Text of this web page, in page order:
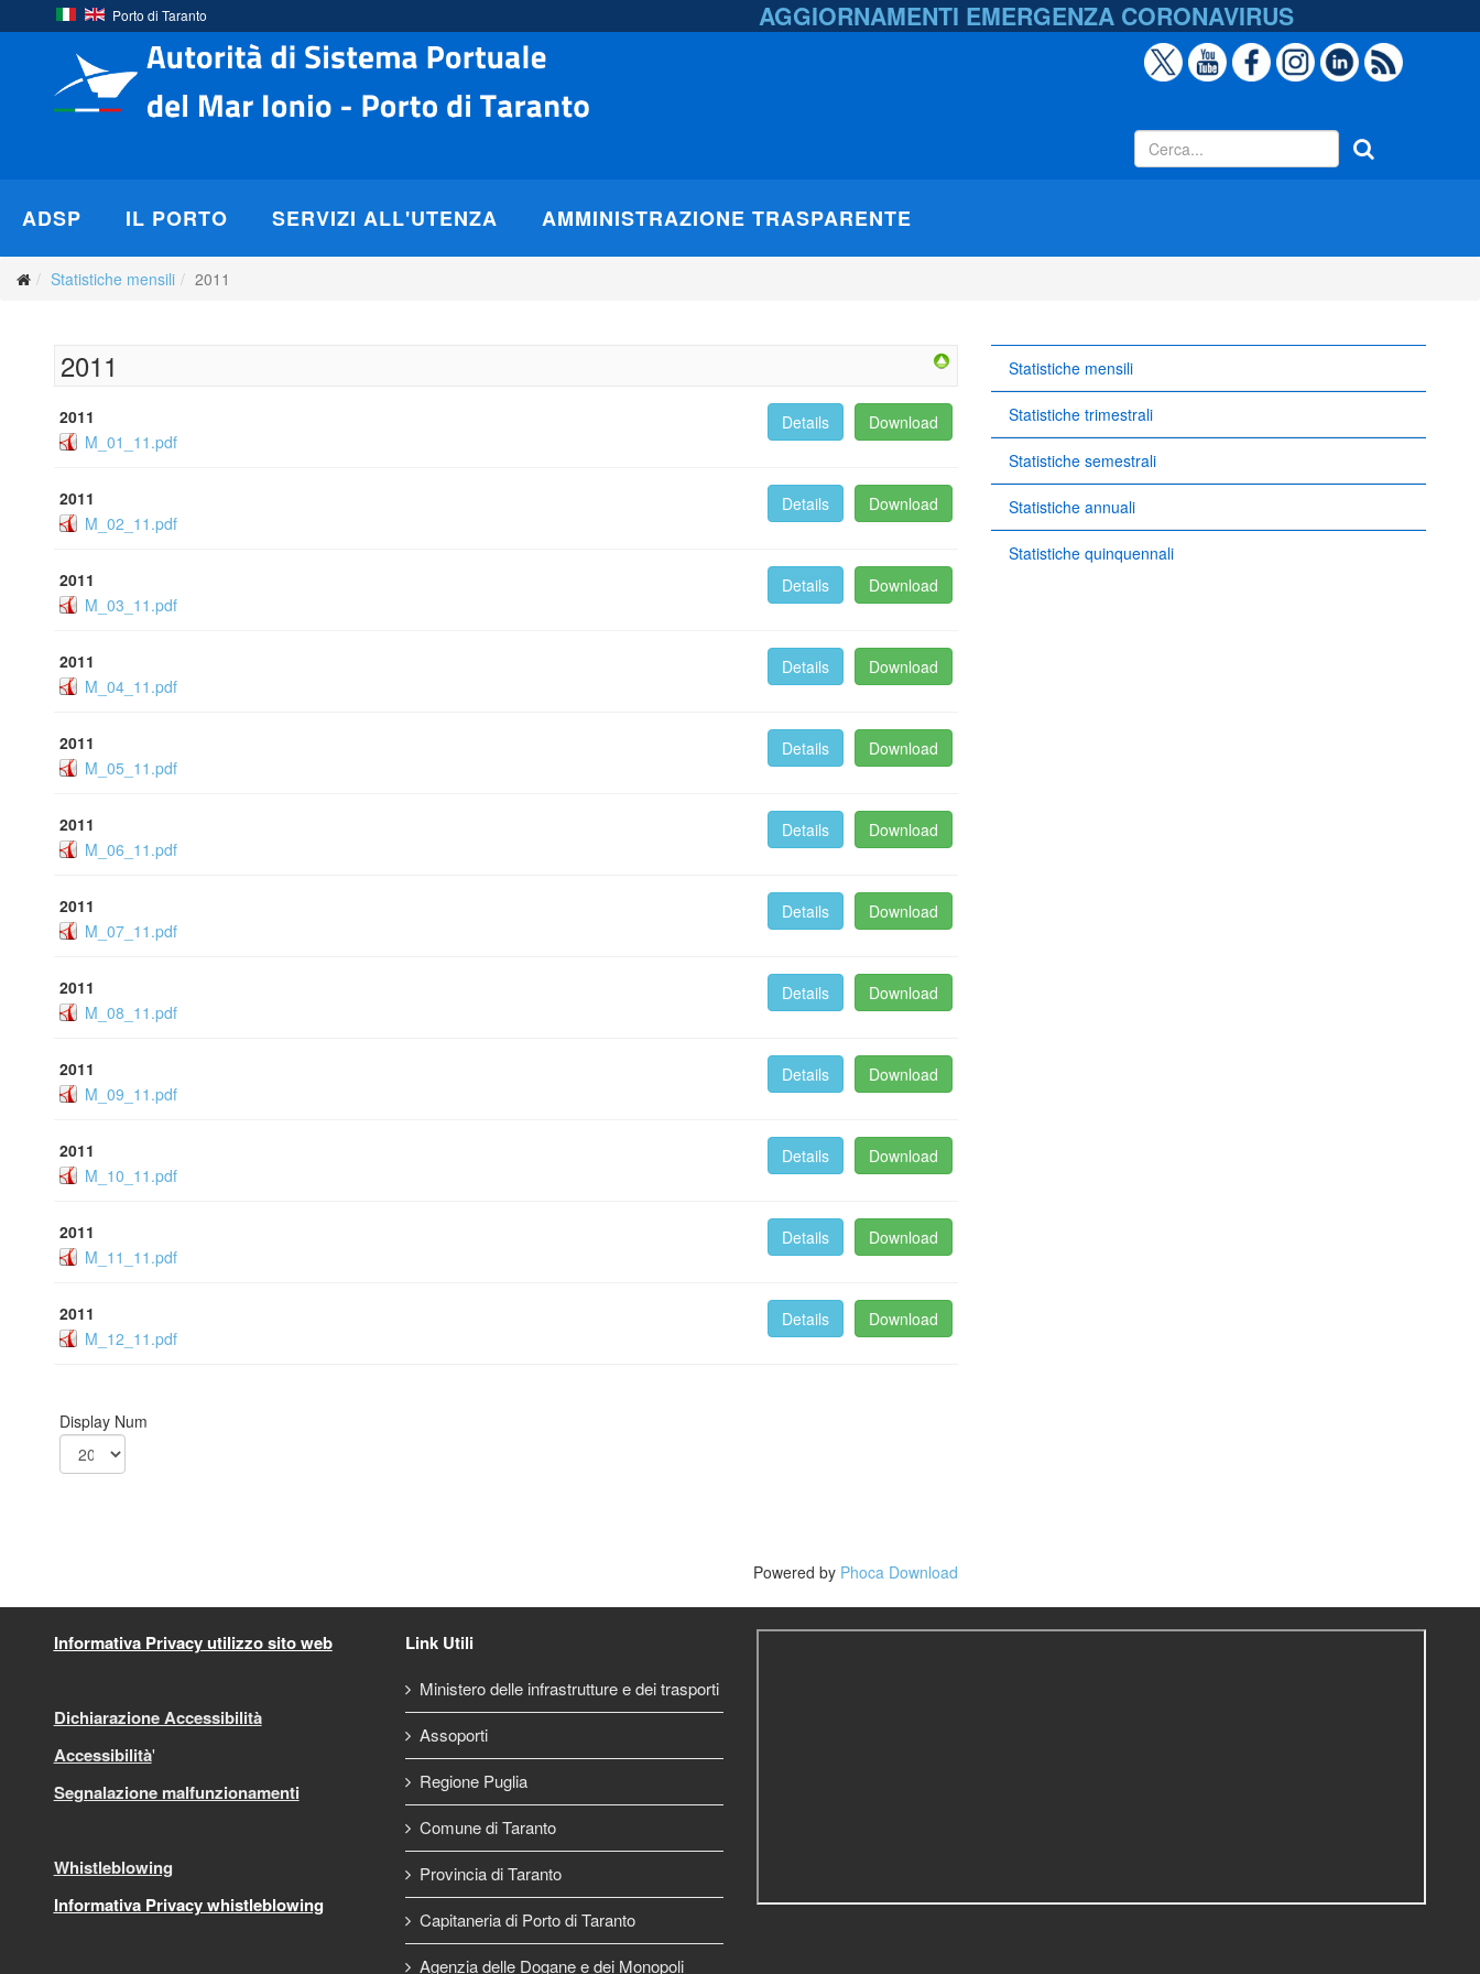
Porto di Taranto AGGIORNAMENTI EMERGENZA CORONAVIRUS
ADSP IL PORTO SERVIZI ALL'UTENZA AMMINISTRAZIONE TRASPARENTE
Statistiche mensili 2011
2011
2011
M_01_11.pdf
Download
Details
2011
M_02_11.pdf
Download
Details
2011
M_03_11.pdf
Download
Details
2011
M_04_11.pdf
Download
Details
2011
M_05_11.pdf
Download
Details
2011
M_06_11.pdf
Download
Details
2011
M_07_11.pdf
Download
Details
2011
M_08_11.pdf
Download
Details
2011
M_09_11.pdf
Download
Details
2011
M_10_11.pdf
Download
Details
2011
M_11_11.pdf
Download
Details
2011
M_12_11.pdf
Download
Details
Display Num
Powered by Phoca Download
Statistiche mensili
Statistiche trimestrali
Statistiche semestrali
Statistiche annuali
Statistiche quinquennali
Informativa Privacy utilizzo sito web
Dichiarazione Accessibilità
Accessibilità'
Segnalazione malfunzionamenti
Whistleblowing
Informativa Privacy whistleblowing
Link Utili
Ministero delle infrastrutture e dei trasporti
Assoporti
Regione Puglia
Comune di Taranto
Provincia di Taranto
Capitaneria di Porto di Taranto
Agenzia delle Dogane e dei Monopoli